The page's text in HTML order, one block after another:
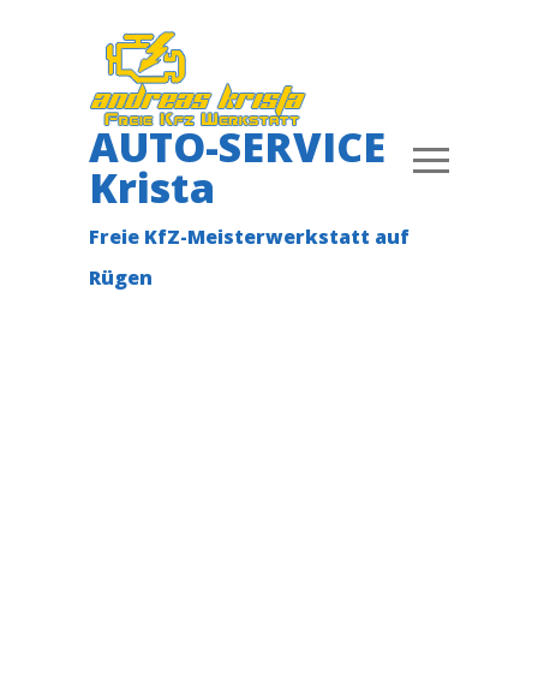
AUTO-SERVICE
Krista
Freie KfZ-Meisterwerkstatt auf
Rügen